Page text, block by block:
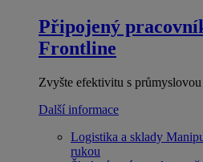
Připojený
Frontline
Zvyšte efektivitu s
Další informace
Logistika a sklady
rukou